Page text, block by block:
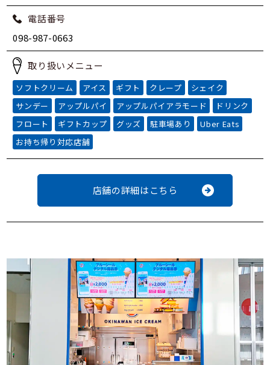
電話番号
098-987-0663
取り扱いメニュー
ソフトクリーム アイス ギフト クレープ
シェイク
サンデー
アップルパイ アップルパイアラモード
ドリンク
フロート
ギフトカップ グッズ 駐車場あり
Uber Eats
お持ち帰り対応店舗
店舗の詳細はこちら